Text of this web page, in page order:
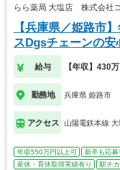
らら薬局 大塩店 株式会社
【兵庫県／姫路市
スDgsチェーンの
給与 【年収】430
勤務地 兵庫県 姫路市
アクセス 山陽電鉄本線 大
年収550万円以上可 新卒も応募
産休・育休取得実績有り
駅チカ